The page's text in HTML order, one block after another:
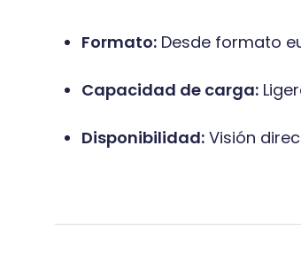
Formato: Desde formato
Capacidad de carga:
Disponibilidad: Visión